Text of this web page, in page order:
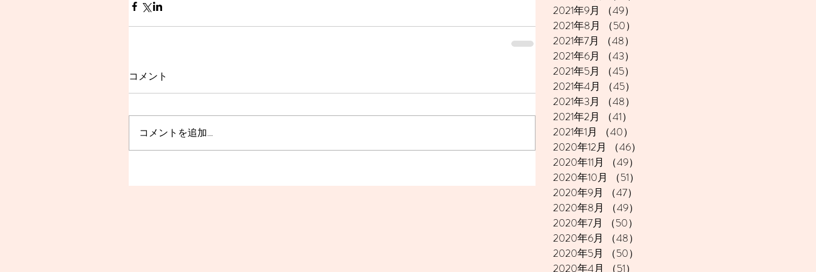
コメント
コメントを追加…
2021年9月
（49）
2021年8月
（50）
2021年7月
（48）
2021年6月
（43）
2021年5月
（45）
2021年4月
（45）
2021年3月
（48）
2021年2月
（41）
2021年1月
（40）
2020年12月
（46）
2020年11月
（49）
2020年10月
（51）
2020年9月
（47）
2020年8月
（49）
2020年7月
（50）
2020年6月
（48）
2020年5月
（50）
2020年4月
（51）